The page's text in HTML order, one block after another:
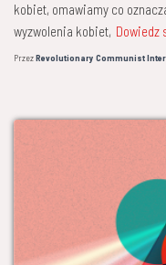
kobiet, omawiamy co
wyzwolenia kobiet, Dowiedz
PrzezRevolutionary Communist